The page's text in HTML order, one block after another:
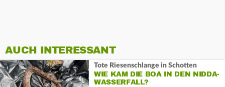
AUCH INTERESSANT
Tote Riesenschlange in Schotten
WIE KAM DIE BOA IN DEN NIDDA-
WASSERFALL?